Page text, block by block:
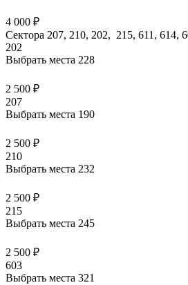
4 000 ₽
Сектора 207, 210, 202, 215, 611, 614,
202
Выбрать места 228
2 500 ₽
207
Выбрать места 190
2 500 ₽
210
Выбрать места 232
2 500 ₽
215
Выбрать места 245
2 500 ₽
603
Выбрать места 321